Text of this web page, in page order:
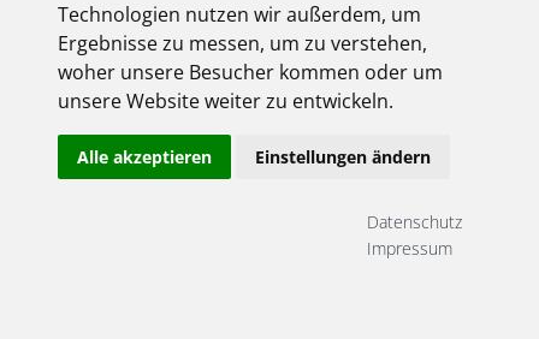
Technologien nutzen wir außerdem, um
Ergebnisse zu messen, um zu verstehen,
woher unsere Besucher kommen oder um
unsere Website weiter zu entwickeln.
Alle akzeptieren Einstellungen ändern
Datenschutz
Impressum
Angemeldet bleiben
Jetzt registrieren! Passwort vergessen?
Noch nicht registriert? Dann aber schnell....